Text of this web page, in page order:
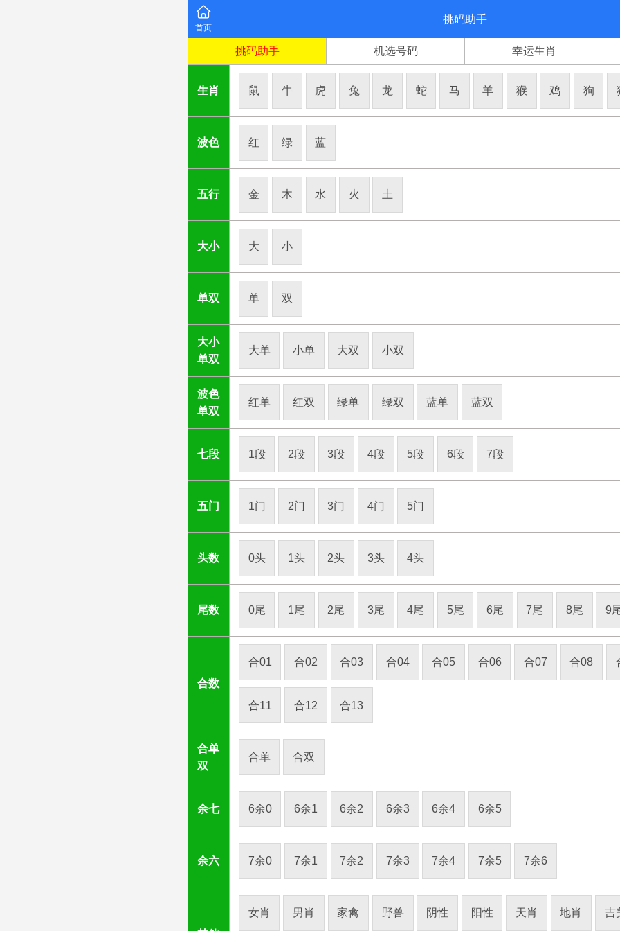
首页
挑码助手
挑码助手 机选号码 幸运生肖
生肖 鼠 牛 虎 兔 龙 蛇 马 羊 猴 鸡 狗
波色 红 绿 蓝
五行 金 木 水 火 土
大小 大 小
单双 单 双
大小
单双
大单 小单 大双 小双
波色
单双
红单 红双 绿单 绿双 蓝单 蓝双
七段 1段 2段 3段 4段 5段 6段 7段
五门 1门 2门 3门 4门 5门
头数 0头 1头 2头 3头 4头
尾数 0尾 1尾 2尾 3尾 4尾 5尾 6尾 7尾 8尾 9
合数
合01 合02 合03 合04 合05 合06 合07 合08
合11 合12 合13
合单
双
合单 合双
余七 6余0 6余1 6余2 6余3 6余4 6余5
余六 7余0 7余1 7余2 7余3 7余4 7余5 7余6
女肖 男肖 家禽 野兽 阴性 阳性 天肖 地肖 吉